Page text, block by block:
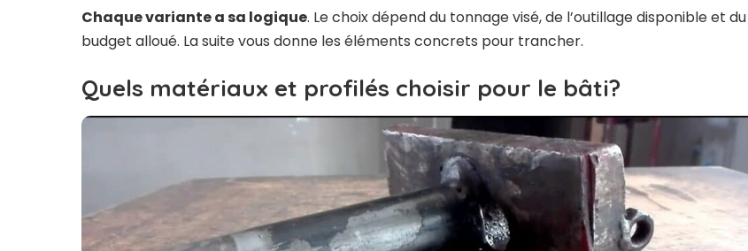
Chaque variante a sa logique. Le choix dépend du tonnage visé, de l’outillage disponible et du
budget alloué. La suite vous donne les éléments concrets pour trancher.
Quels matériaux et profilés choisir pour le bâti?